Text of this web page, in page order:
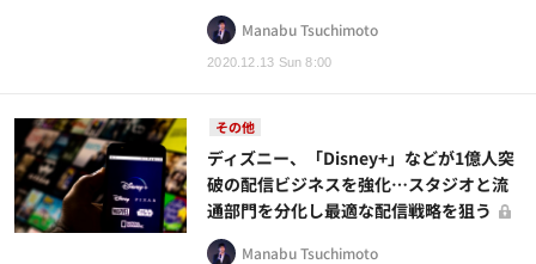
2020.12.13 Sun 8:00
Manabu Tsuchimoto
その他
ディズニー、「Disney+」などが1億人突
破の配信ビジネスを強化…スタジオと流
通部門を分化し最適な配信戦略を狙う
Manabu Tsuchimoto